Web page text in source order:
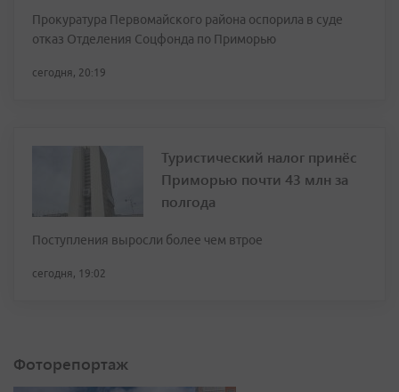
Прокуратура Первомайского района оспорила в суде
отказ Отделения Соцфонда по Приморью
сегодня, 20:19
Туристический налог принёс
Приморью почти 43 млн за
полгода
Поступления выросли более чем втрое
сегодня, 19:02
Фоторепортаж